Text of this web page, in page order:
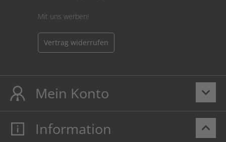
Mit uns werben!
Vertrag widerrufen
keyboard_arrow_down
Mein Konto
Mein Konto
keyboard_arrow_up
Information